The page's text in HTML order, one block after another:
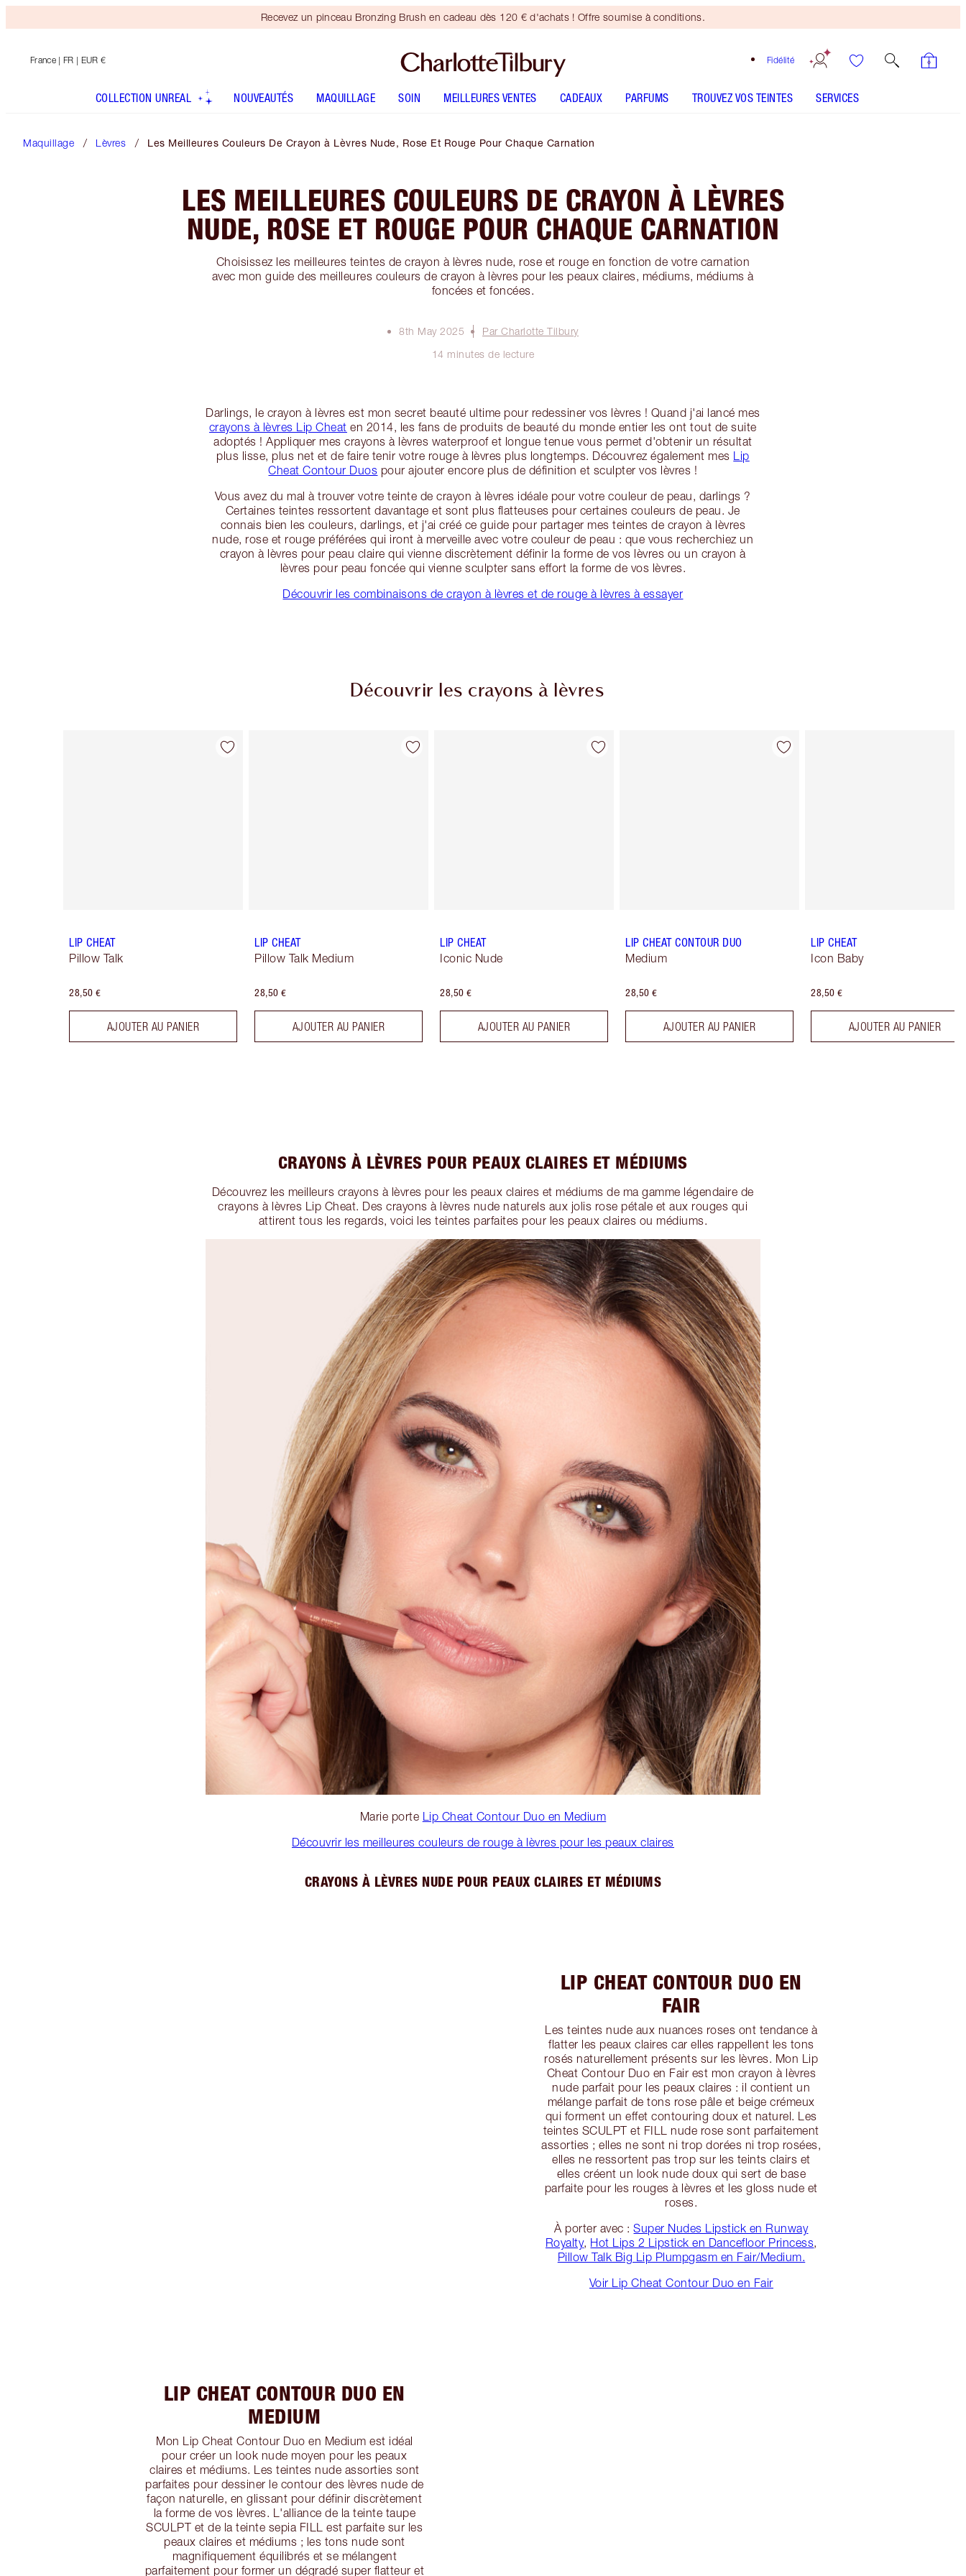
Recevez un pinceau Bronzing Brush en cadeau dès 120 € d'achats ! Offre soumise à conditions.
Fidélité
France | FR | EUR €
COLLECTION UNREAL NOUVEAUTÉS MAQUILLAGE SOIN MEILLEURES VENTES CADEAUX PARFUMS TROUVEZ VOS TEINTES SERVICES
Maquillage Lèvres Les Meilleures Couleurs De Crayon à Lèvres Nude, Rose Et Rouge Pour Chaque Carnation
LES MEILLEURES COULEURS DE CRAYON À LÈVRES
NUDE, ROSE ET ROUGE POUR CHAQUE CARNATION
Choisissez les meilleures teintes de crayon à lèvres nude, rose et rouge en fonction de votre carnation
avec mon guide des meilleures couleurs de crayon à lèvres pour les peaux claires, médiums, médiums à
foncées et foncées.
8th May 2025
Par Charlotte Tilbury
14 minutes de lecture
Darlings, le crayon à lèvres est mon secret beauté ultime pour redessiner vos lèvres ! Quand j'ai lancé mes
crayons à lèvres Lip Cheat en 2014, les fans de produits de beauté du monde entier les ont tout de suite
adoptés ! Appliquer mes crayons à lèvres waterproof et longue tenue vous permet d'obtenir un résultat
plus lisse, plus net et de faire tenir votre rouge à lèvres plus longtemps. Découvrez également mes Lip
Cheat Contour Duos pour ajouter encore plus de définition et sculpter vos lèvres !
Vous avez du mal à trouver votre teinte de crayon à lèvres idéale pour votre couleur de peau, darlings ?
Certaines teintes ressortent davantage et sont plus flatteuses pour certaines couleurs de peau. Je
connais bien les couleurs, darlings, et j'ai créé ce guide pour partager mes teintes de crayon à lèvres
nude, rose et rouge préférées qui iront à merveille avec votre couleur de peau : que vous recherchiez un
crayon à lèvres pour peau claire qui vienne discrètement définir la forme de vos lèvres ou un crayon à
lèvres pour peau foncée qui vienne sculpter sans effort la forme de vos lèvres.
Découvrir les combinaisons de crayon à lèvres et de rouge à lèvres à essayer
Découvrir les crayons à lèvres
Article 1 sur 30
LIP CHEAT
Pillow Talk
28,50 €
AJOUTER AU PANIER
Article 2 sur 30
LIP CHEAT
Pillow Talk Medium
28,50 €
AJOUTER AU PANIER
Article 3 sur 30
LIP CHEAT
Iconic Nude
28,50 €
AJOUTER AU PANIER
Article 4 sur 30
LIP CHEAT CONTOUR DUO
Medium
28,50 €
AJOUTER AU PANIER
LIP CHEAT
Icon Baby
28,50 €
AJOUTER AU PANIER
CRAYONS À LÈVRES POUR PEAUX CLAIRES ET MÉDIUMS
Découvrez les meilleurs crayons à lèvres pour les peaux claires et médiums de ma gamme légendaire de
crayons à lèvres Lip Cheat. Des crayons à lèvres nude naturels aux jolis rose pétale et aux rouges qui
attirent tous les regards, voici les teintes parfaites pour les peaux claires ou médiums.
Marie porte Lip Cheat Contour Duo en Medium
Découvrir les meilleures couleurs de rouge à lèvres pour les peaux claires
CRAYONS À LÈVRES NUDE POUR PEAUX CLAIRES ET MÉDIUMS
LIP CHEAT CONTOUR DUO EN
FAIR
Les teintes nude aux nuances roses ont tendance à
flatter les peaux claires car elles rappellent les tons
rosés naturellement présents sur les lèvres. Mon Lip
Cheat Contour Duo en Fair est mon crayon à lèvres
nude parfait pour les peaux claires : il contient un
mélange parfait de tons rose pâle et beige crémeux
qui forment un effet contouring doux et naturel. Les
teintes SCULPT et FILL nude rose sont parfaitement
assorties ; elles ne sont ni trop dorées ni trop rosées,
elles ne ressortent pas trop sur les teints clairs et
elles créent un look nude doux qui sert de base
parfaite pour les rouges à lèvres et les gloss nude et
roses.
À porter avec :Super Nudes Lipstick en Runway
Royalty, Hot Lips 2 Lipstick en Dancefloor Princess,
Pillow Talk Big Lip Plumpgasm en Fair/Medium.
Voir Lip Cheat Contour Duo en Fair
LIP CHEAT CONTOUR DUO EN
MEDIUM
Mon Lip Cheat Contour Duo en Medium est idéal
pour créer un look nude moyen pour les peaux
claires et médiums. Les teintes nude assorties sont
parfaites pour dessiner le contour des lèvres nude de
façon naturelle, en glissant pour définir discrètement
la forme de vos lèvres. L'alliance de la teinte taupe
SCULPT et de la teinte sepia FILL est parfaite sur les
peaux claires et médiums ; les tons nude sont
magnifiquement équilibrés et se mélangent
parfaitement pour former un dégradé super flatteur et